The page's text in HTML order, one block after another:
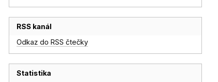
RSS kanál
Odkaz do RSS čtečky
Statistika